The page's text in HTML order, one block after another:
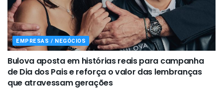
EMPRESAS / NEGÓCIOS
Bulova aposta em histórias reais para campanha
de Dia dos Pais e reforça o valor das lembranças
que atravessam gerações